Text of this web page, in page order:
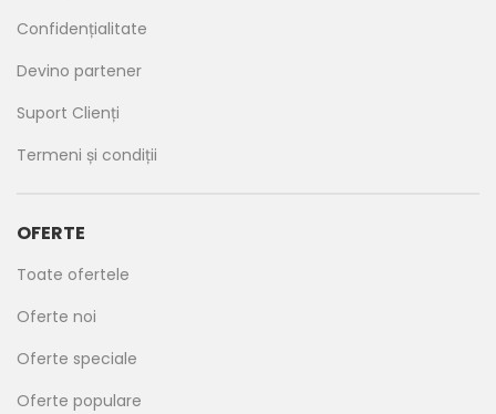
Confidențialitate
Devino partener
Suport Clienți
Termeni și condiții
OFERTE
Toate ofertele
Oferte noi
Oferte speciale
Oferte populare